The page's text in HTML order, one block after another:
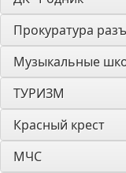
Прокуратура
Музыкальные
ТУРИЗМ
Красный крест
МЧС